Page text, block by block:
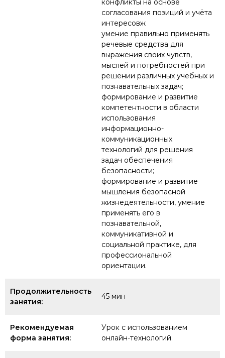
конфликты на основе
согласования позиций и учёта
интересовж
умение правильно применять
речевые средства для
выражения своих чувств,
мыслей и потребностей при
решении различных учебных и
познавательных задач;
формирование и развитие
компетентности в области
использования
информационно-
коммуникационных
технологий для решения
задач обеспечения
безопасности;
формирование и развитие
мышления безопасной
жизнедеятельности, умение
применять его в
познавательной,
коммуникативной и
социальной практике, для
профессиональной
ориентации.
Продолжительность
занятия:
45 мин
Рекомендуемая
форма занятия:
Урок с использованием
онлайн-технологий.